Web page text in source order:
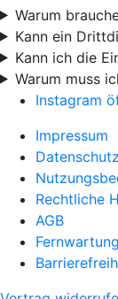
Warum
Kann ein
Kann ich die
Warum muss
Instagram
Impressum
Datenschutz
Rechtliche
AGB
Fernwartung